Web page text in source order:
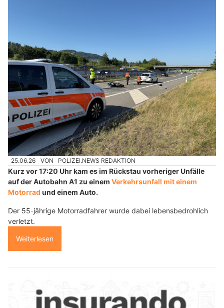
25.06.26 VON POLIZEI.NEWS REDAKTION
Kurz vor 17:20 Uhr kam es im Rückstau vorheriger Unfälle
auf der Autobahn A1 zu einem Verkehrsunfall mit einem
Motorrad und einem Auto.
Der 55-jährige Motorradfahrer wurde dabei lebensbedrohlich
verletzt.
Weiterlesen